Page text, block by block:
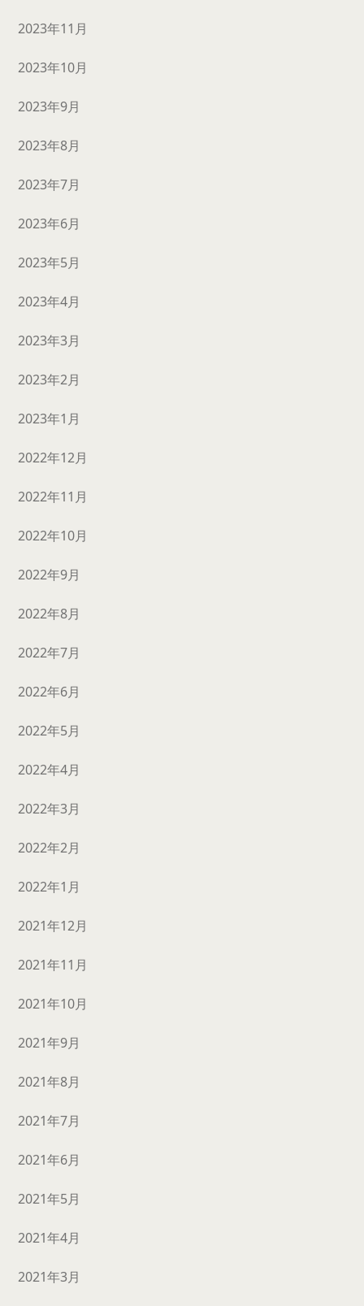
2023年11月
2023年10月
2023年9月
2023年8月
2023年7月
2023年6月
2023年5月
2023年4月
2023年3月
2023年2月
2023年1月
2022年12月
2022年11月
2022年10月
2022年9月
2022年8月
2022年7月
2022年6月
2022年5月
2022年4月
2022年3月
2022年2月
2022年1月
2021年12月
2021年11月
2021年10月
2021年9月
2021年8月
2021年7月
2021年6月
2021年5月
2021年4月
2021年3月